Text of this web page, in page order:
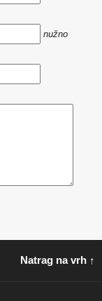
nužno
Natrag na vrh ↑